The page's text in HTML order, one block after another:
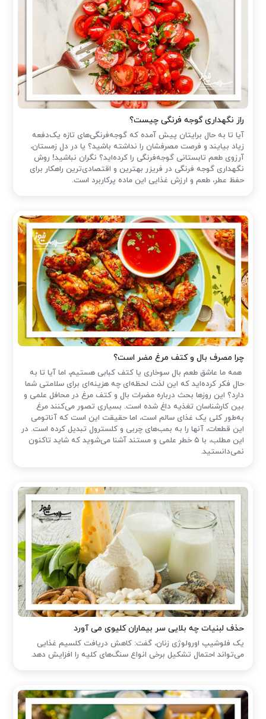
راز نگهداری گوجه فرنگی چیست؟
آیا تا به حال برایتان پیش آمده که گوجه‌فرنگی‌های تازه یک‌دفعه
زیاد بیایند و فرصت مصرفشان را نداشته باشید؟ یا در دل زمستان،
آرزوی طعم تابستانی گوجه‌فرنگی را کرده‌اید؟ نگران نباشید! روش
نگهداری گوجه فرنگی در فریزر بهترین و اقتصادی‌ترین راهکار برای
حفظ عطر، طعم و ارزش غذایی این ماده پرکاربرد است.
چرا مصرف بال و کتف مرغ مضر است؟
همه ما عاشق طعم بال سوخاری یا کتف کبابی هستیم، اما آیا تا به
حال فکر کرده‌اید که این لذت لحظه‌ای چه هزینه‌ای برای سلامتی شما
دارد؟ این روزها بحث درباره مضرات بال و کتف مرغ در محافل علمی و
بین کارشناسان تغذیه داغ شده است. بسیاری تصور می‌کنند مرغ
به‌طور کلی یک غذای سالم است، اما حقیقت این است که آناتومی
این قطعات، آنها را به بمب‌های چربی و کلسترول تبدیل کرده است. در
این مطلب، با ۵ خطر علمی و مستند آشنا می‌شوید که شاید تاکنون
نمی‌دانستید.
حذف لبنیات چه بلایی سر بیماران کلیوی می آورد
یک فلوشیپ اورولوژی زنان، گفت: کاهش دریافت کلسیم غذایی
می‌تواند احتمال تشکیل برخی انواع سنگ‌های کلیه را افزایش دهد.